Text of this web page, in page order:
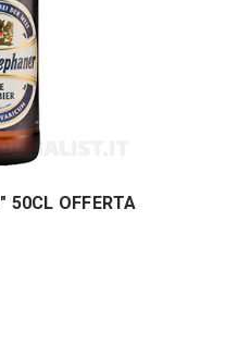
50CL OFFERTA